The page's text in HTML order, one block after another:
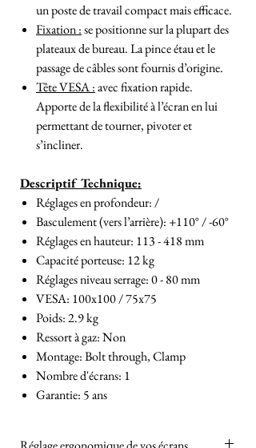
un poste de travail compact mais efficace.
Fixation :se positionne sur la plupart des
plateaux de bureau. La pince étau et le
passage de câbles sont fournis d’origine.
Tête VESA :avec fixation rapide.
Apporte de la flexibilité à l’écran en lui
permettant de tourner, pivoter et
s’incliner.
Descriptif Technique:
Réglages en profondeur: /
Basculement (vers l’arrière): +110° / -60°
Réglages en hauteur: 113 - 418 mm
Capacité porteuse: 12 kg
Réglages niveau serrage: 0 - 80 mm
VESA: 100x100 / 75x75
Poids: 2.9 kg
Ressort à gaz: Non
Montage: Bolt through, Clamp
Nombre d'écrans: 1
Garantie: 5 ans